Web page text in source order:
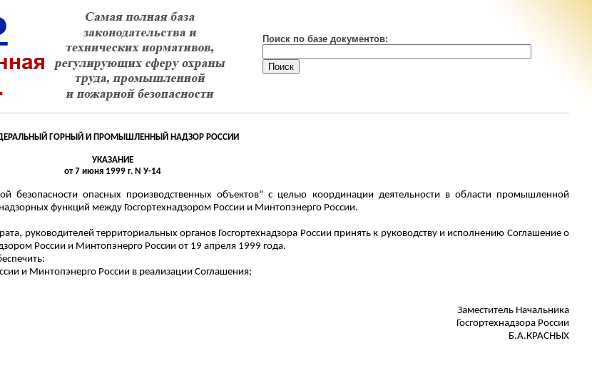
Поиск по базе документов:
ГОРНЫЙ И ПРОМЫШЛЕННЫЙ НАДЗОР РОССИИ
УКАЗАНИЕ
от 7 июня 1999 г. N У-14
безопасности опасных производственных объектов" с целью координации деятельности в области промышленной
функций между Госгортехнадзором России и Минтопэнерго России.
руководителей территориальных органов Госгортехнадзора России принять к руководству и исполнению Соглашение о
России и Минтопэнерго России от 19 апреля 1999 года.
и Минтопэнерго России в реализации Соглашения;
Заместитель Начальника
Госгортехнадзора России
Б.А.КРАСНЫХ